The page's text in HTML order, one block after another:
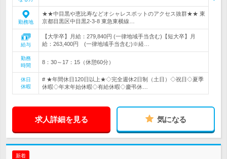
勤務地
★★中目黒や恵比寿などオシャレスポットのアクセス抜群★★ 東
京都目黒区中目黒2-3-8 東急東横線…
給与
【大学卒】月給：279,840円 (一律地域手当含む)【短大卒】月
給：263,400円 (一律地域手当含む)※経…
勤務
時間
8：30～17：15（休憩60分）
休日
休暇
# ★年間休日120日以上★◇完全週休2日制（土日）◇祝日◇夏季
休暇◇年末年始休暇◇有給休暇◇慶弔休…
求人詳細を見る 気になる
新着